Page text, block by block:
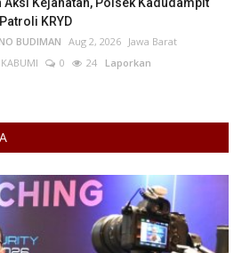
KRYD
BUDIMAN Aug 2, 2026 Jawa Barat
0 24 Laporkan